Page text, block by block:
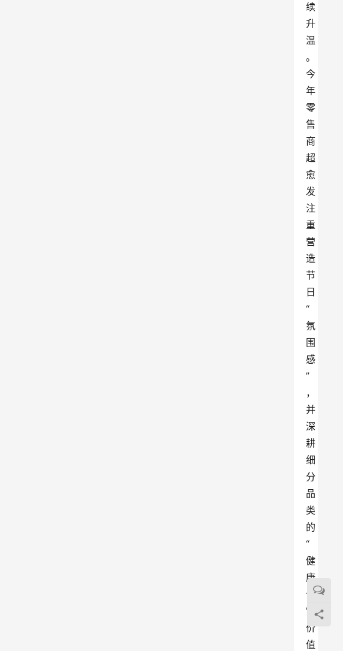
续
升
温
。
今
年
零
售
商
超
愈
发
注
重
营
造
节
日
“
氛
围
感
”
，
并
深
耕
细
分
品
类
的
“
健
康
化
”
价
值